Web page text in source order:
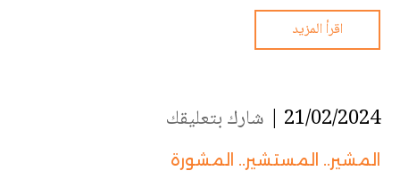
اقرأ المزيد
21/02/2024 | شارك بتعليقك
المشير.. المستشير.. المشورة